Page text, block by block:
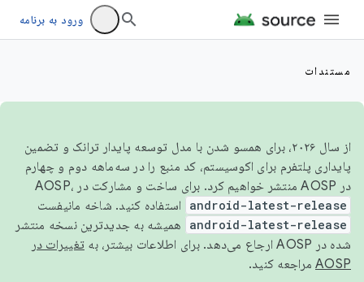
ورود به برنامه
مستندات
از سال ۲۰۲۶، برای همسو شدن با مدل توسعه پایدار ترانک و تضمین
پایداری پلتفرم برای اکوسیستم، کد منبع را در سه‌ماهه دوم و چهارم
در AOSP منتشر خواهیم کرد. برای ساخت و مشارکت در AOSP،
android-latest-release استفاده کنید. شاخه مانیفست
android-latest-release
همیشه به جدیدترین نسخه منتشر
شده در AOSP ارجاع می‌دهد. برای اطلاعات بیشتر، به
تغییرات در
AOSP مراجعه کنید.